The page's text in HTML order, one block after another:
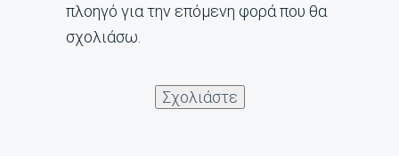
πλοηγό για την επόμενη φορά που θα
σχολιάσω.